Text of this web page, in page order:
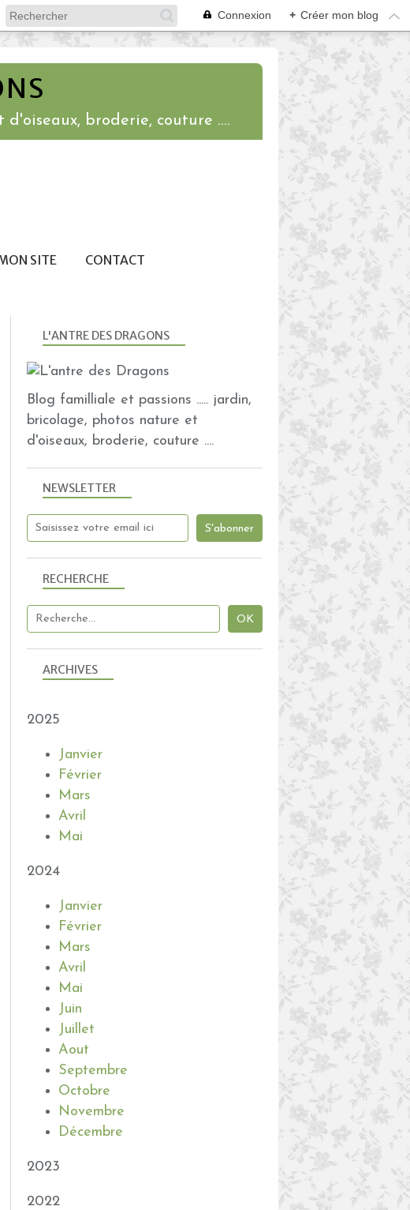
Connexion + Créer mon blog
broderie, couture ....
SITE CONTACT
NEWSLETTER
RECHERCHE
L'ANTRE DES DRAGONS
Blog familliale et passions ..... jardin,
bricolage, photos nature et
d'oiseaux, broderie, couture ....
ARCHIVES
2025
Janvier
Février
Mars
Avril
Mai
2024
Janvier
Février
Mars
Avril
Mai
Juin
Juillet
Aout
Septembre
Octobre
Novembre
Décembre
2023
2022